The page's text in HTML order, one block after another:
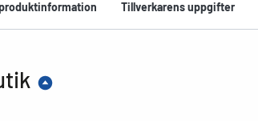
Tillverkarens uppgifter